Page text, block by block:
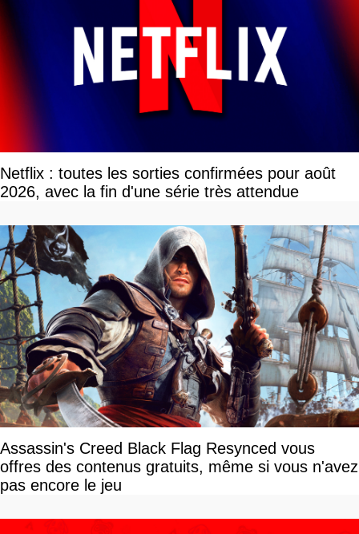
Netflix : toutes les sorties confirmées pour août
2026, avec la fin d'une série très attendue
Assassin's Creed Black Flag Resynced vous
offres des contenus gratuits, même si vous n'avez
pas encore le jeu